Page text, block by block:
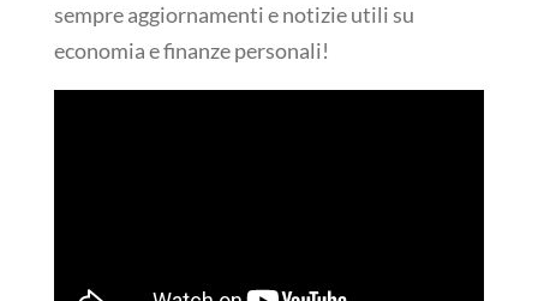
sempre aggiornamenti e notizie utili su
economia e finanze personali!